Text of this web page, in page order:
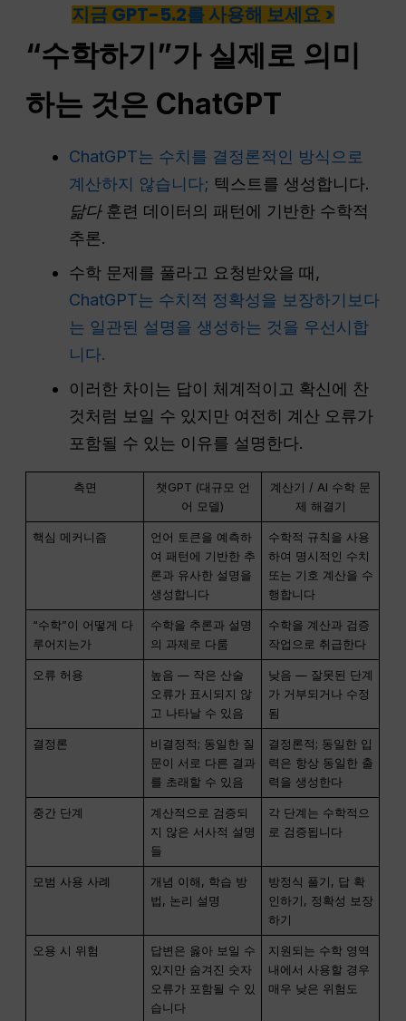
지금 GPT-5.2를 사용해 보세요 >
“수학하기”가 실제로 의미
하는 것은 ChatGPT
ChatGPT는 수치를 결정론적인 방식으로
계산하지 않습니다; 텍스트를 생성합니다.
닮다훈련 데이터의 패턴에 기반한 수학적
추론.
수학 문제를 풀라고 요청받았을 때,
ChatGPT는 수치적 정확성을 보장하기보다
는 일관된 설명을 생성하는 것을 우선시합
니다.
이러한 차이는 답이 체계적이고 확신에 찬
것처럼 보일 수 있지만 여전히 계산 오류가
포함될 수 있는 이유를 설명한다.
측면
챗GPT (대규모 언
어 모델)
계산기 / AI 수학 문
제 해결기
핵심 메커니즘
언어 토큰을 예측하
여 패턴에 기반한 추
론과 유사한 설명을
생성합니다
수학적 규칙을 사용
하여 명시적인 수치
또는 기호 계산을 수
행합니다
“수학”이 어떻게 다
루어지는가
수학을 추론과 설명
의 과제로 다룸
수학을 계산과 검증
작업으로 취급한다
오류 허용
높음 — 작은 산술
오류가 표시되지 않
고 나타날 수 있음
낮음 — 잘못된 단계
가 거부되거나 수정
됨
결정론
비결정적; 동일한 질
문이 서로 다른 결과
를 초래할 수 있음
결정론적; 동일한 입
력은 항상 동일한 출
력을 생성한다
중간 단계
계산적으로 검증되
지 않은 서사적 설명
들
각 단계는 수학적으
로 검증됩니다
모범 사용 사례
개념 이해, 학습 방
법, 논리 설명
방정식 풀기, 답 확
인하기, 정확성 보장
하기
오용 시 위험
답변은 옳아 보일 수
있지만 숨겨진 숫자
오류가 포함될 수 있
습니다
지원되는 수학 영역
내에서 사용할 경우
매우 낮은 위험도